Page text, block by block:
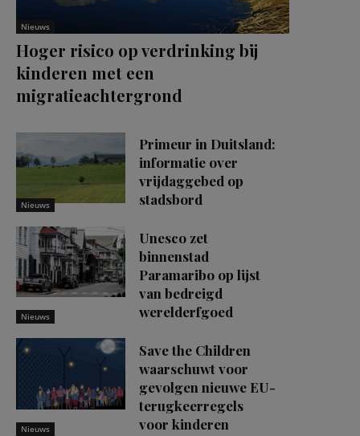
Nieuws
Hoger risico op verdrinking bij
kinderen met een
migratieachtergrond
Nieuws
Primeur in Duitsland:
informatie over
vrijdaggebed op
stadsbord
Nieuws
Unesco zet
binnenstad
Paramaribo op lijst
van bedreigd
werelderfgoed
Nieuws
Save the Children
waarschuwt voor
gevolgen nieuwe EU-
terugkeerregels
voor kinderen